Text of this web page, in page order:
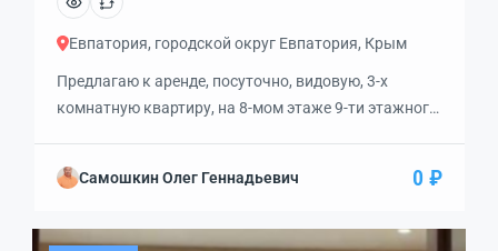
Евпатория, городской округ Евпатория, Крым
Предлагаю к аренде, посуточно, видовую, 3-х
комнатную квартиру, на 8-мом этаже 9-ти этажного
планировку. В квартире раздельные комнаты и три
районе, всего в трех минутах ходьбы от парка
Самошкин Олег Геннадьевич 0 ₽